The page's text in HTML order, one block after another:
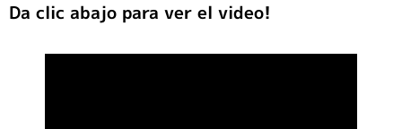
Da clic abajo para ver el video!